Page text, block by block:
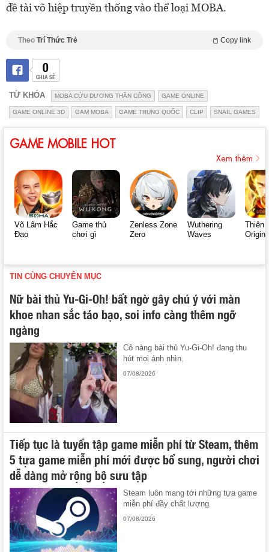
đề tài võ hiệp truyền thống vào thể loại MOBA.
Theo Trí Thức Trẻ Copy link
0
CHIA SẺ
TỪ KHÓA MOBA CỬU DƯƠNG THẦN CÔNG GAME ONLINE
GAME ONLINE 3D GAM MOBA GAME TRUNG QUỐC CLIP SNAIL GAMES
GAME MOBILE HOT
Xem thêm
Võ Lâm Hắc
Đạo
Game thủ
chơi gì
Zenless Zone
Zero
Wuthering
Waves
Thiên
Origin
TIN CÙNG CHUYÊN MỤC
Nữ bài thủ Yu-Gi-Oh! bất ngờ gây chú ý với màn
khoe nhan sắc táo bạo, soi info càng thêm ngỡ
ngàng
Cô nàng bài thủ Yu-Gi-Oh! đang thu
hút mọi ánh nhìn.
07/08/2026
Tiếp tục là tuyển tập game miễn phí từ Steam, thêm
5 tựa game miễn phí mới được bổ sung, người chơi
dễ dàng mở rộng bộ sưu tập
Steam luôn mang tới những tựa game
miễn phí đầy chất lượng.
07/08/2026